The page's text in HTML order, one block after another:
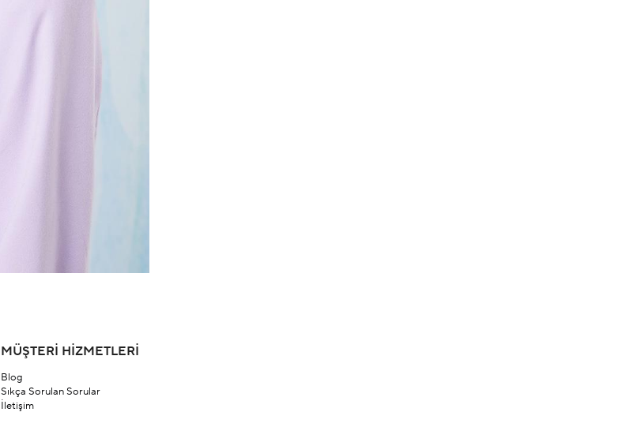
MÜŞTERİ HİZMETLERİ
Blog
Sıkça Sorulan Sorular
İletişim